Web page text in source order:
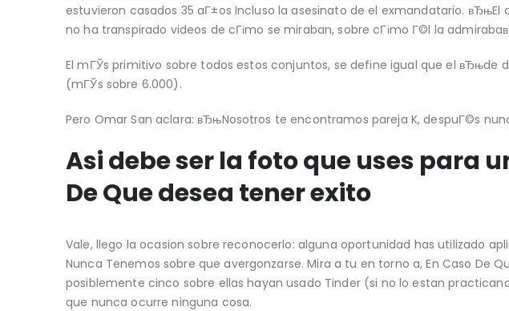
estuvieron casados 35 aГ±os Incluso la asesinato de el exmandatario.
no ha transpirado videos de cГіmo se miraban, sobre cГіmo Г©l la
El mГЎs primitivo sobre todos estos conjuntos, se define igual que el вЂњde
(mГЎs sobre 6.000).
Pero Omar San aclara: вЂњNosotros te encontramos pareja K, despuГ©s
Asi debe ser la foto que uses para
De Que desea tener exito
Vale, llego la ocasion sobre reconocerlo: alguna oportunidad has utilizado
Nunca Tenemos sobre que avergonzarse. Mira a tu en torno a, En Caso De
posiblemente cinco sobre ellas hayan usado Tinder (si no lo estan
que nunca ocurre ninguna cosa.